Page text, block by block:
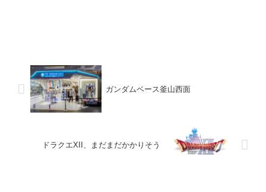
ガンダムベース釜山西面
ドラクエXII、まだまだかかりそう